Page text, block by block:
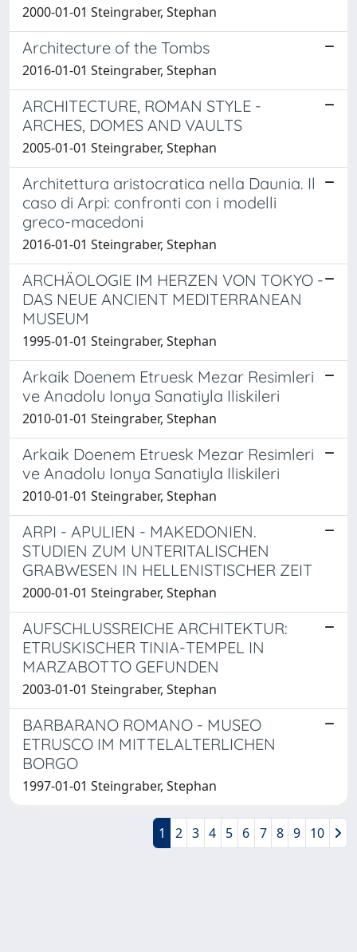
2000-01-01 Steingraber, Stephan
Architecture of the Tombs
2016-01-01 Steingraber, Stephan
ARCHITECTURE, ROMAN STYLE -
ARCHES, DOMES AND VAULTS
2005-01-01 Steingraber, Stephan
Architettura aristocratica nella Daunia. Il
caso di Arpi: confronti con i modelli
greco-macedoni
2016-01-01 Steingraber, Stephan
ARCHÄOLOGIE IM HERZEN VON TOKYO -
DAS NEUE ANCIENT MEDITERRANEAN
MUSEUM
1995-01-01 Steingraber, Stephan
Arkaik Doenem Etruesk Mezar Resimleri
ve Anadolu Ionya Sanatiyla Iliskileri
2010-01-01 Steingraber, Stephan
Arkaik Doenem Etruesk Mezar Resimleri
ve Anadolu Ionya Sanatiyla Iliskileri
2010-01-01 Steingraber, Stephan
ARPI - APULIEN - MAKEDONIEN.
STUDIEN ZUM UNTERITALISCHEN
GRABWESEN IN HELLENISTISCHER ZEIT
2000-01-01 Steingraber, Stephan
AUFSCHLUSSREICHE ARCHITEKTUR:
ETRUSKISCHER TINIA-TEMPEL IN
MARZABOTTO GEFUNDEN
2003-01-01 Steingraber, Stephan
BARBARANO ROMANO - MUSEO
ETRUSCO IM MITTELALTERLICHEN
BORGO
1997-01-01 Steingraber, Stephan
1 2 3 4 5 6 7 8 9 10